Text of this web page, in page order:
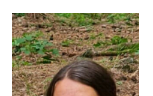
Kader
Betreuer
Trainingszeiten
U12 Jahrgang 2015/16
Kader